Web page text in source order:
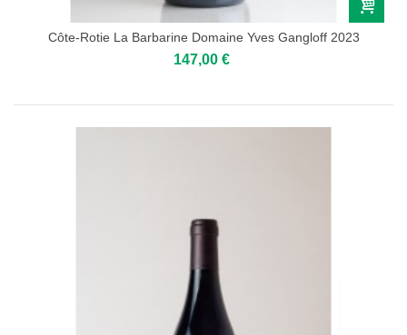
Côte-Rotie La Barbarine Domaine Yves Gangloff 2023
147,00 €